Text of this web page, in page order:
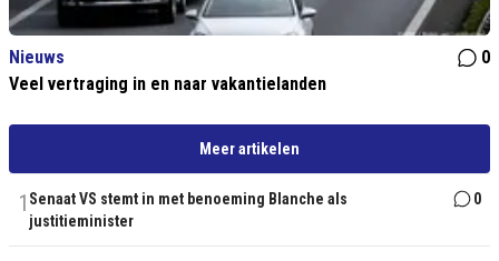
Nieuws
0
Veel vertraging in en naar vakantielanden
Meer artikelen
1 Senaat VS stemt in met benoeming Blanche als
justitieminister
0